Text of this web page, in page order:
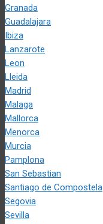
Granada
Guadalajara
Ibiza
Lanzarote
Leon
Lleida
Madrid
Malaga
Mallorca
Menorca
Murcia
Pamplona
San Sebastian
Santiago de Compostela
Segovia
Sevilla